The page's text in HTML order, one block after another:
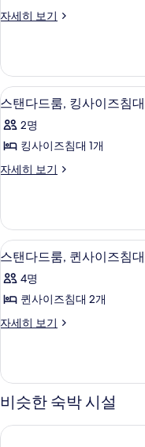
즈
대
개,
장
애
인
금
연
사
진
모
두
기
자세히 보기
룸,
즈
침
대
개,
장
인
연
자
세
히
보
기
스
탠
다
룸,
사
이
즈
침
대
1
연
사
진
6
스탠다드룸, 킹사이즈침
2명
킹사이즈침대 1개
자세히 보기
스
룸,
킹
사
즈
침
1
자
세
히
보
기
스
탠
다
룸,
사
이
즈
침
7
스탠다드룸, 퀸사이즈침
4명
퀸사이즈침대 2개
자세히 보기
스
룸,
퀸
사
즈
비슷한 숙박 시설
하이디스 인